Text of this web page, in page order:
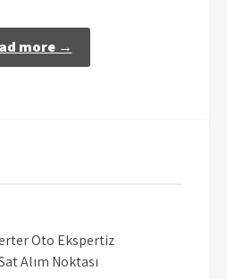
more →
Oto Ekspertiz
Alım Noktası